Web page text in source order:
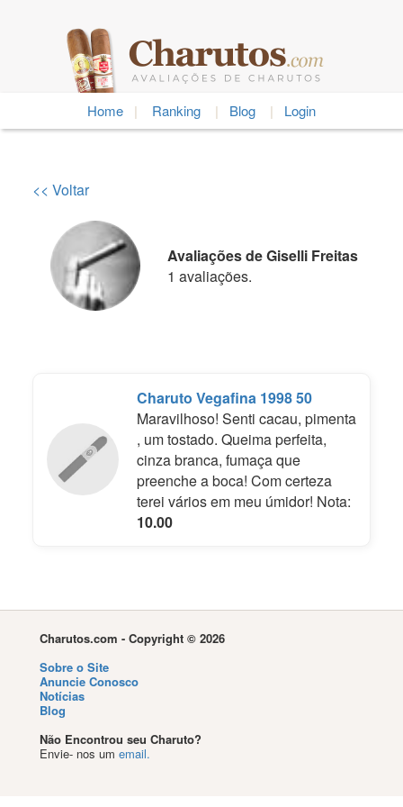
Home | Ranking | Blog | Login
<< Voltar
Avaliações de Giselli Freitas
1 avaliações.
Charuto Vegafina 1998 50
Maravilhoso! Senti cacau, pimenta
, um tostado. Queima perfeita,
cinza branca, fumaça que
preenche a boca! Com certeza
terei vários em meu úmidor! Nota:
10.00
Charutos.com - Copyright © 2026
Sobre o Site
Anuncie Conosco
Notícias
Blog
Não Encontrou seu Charuto?
Envie- nos um email.